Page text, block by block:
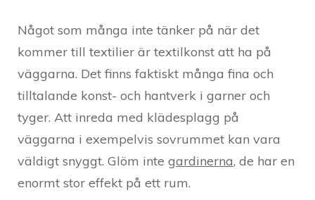
Något som många inte tänker på när det
kommer till textilier är textilkonst att ha på
väggarna. Det finns faktiskt många fina och
tilltalande konst- och hantverk i garner och
tyger. Att inreda med klädesplagg på
väggarna i exempelvis sovrummet kan vara
väldigt snyggt. Glöm inte gardinerna, de har en
enormt stor effekt på ett rum.